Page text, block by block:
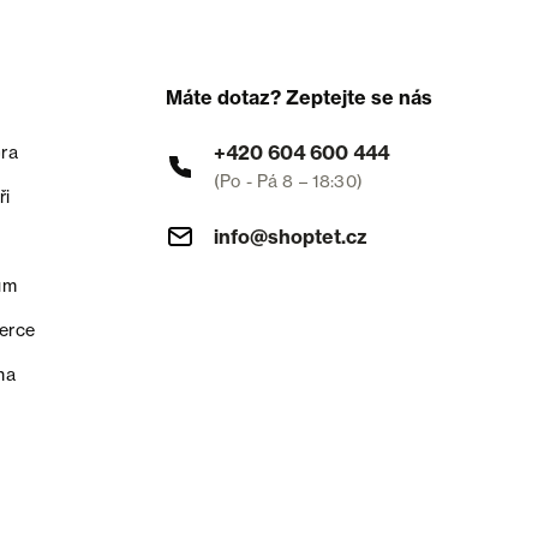
Máte dotaz? Zeptejte se nás
+420 604 600 444
(Po - Pá 8 – 18:30)
info@shoptet.cz